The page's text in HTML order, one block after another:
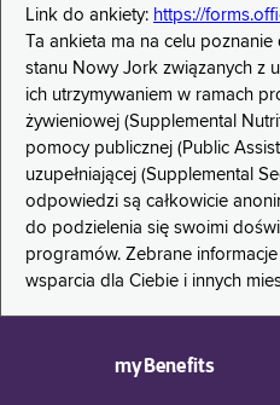
Link do ankiety: https://
Ta ankieta ma na celu
stanu Nowy Jork związanych z
ich utrzymywaniem w ramach
żywieniowej (Supplemental
pomocy publicznej (Public
uzupełniającej (Supplemental
odpowiedzi są całkowicie
do podzielenia się swoimi
programów. Zebrane
wsparcia dla Ciebie i innych
myBenefits